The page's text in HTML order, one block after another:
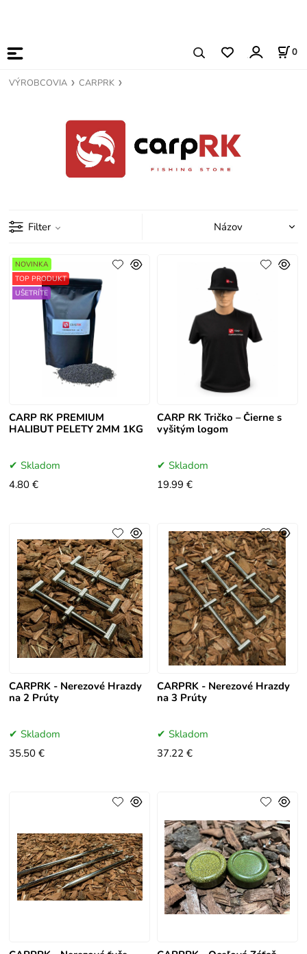
0
VÝROBCOVIA CARPRK
Filter
CARP RK PREMIUM
HALIBUT PELETY 2MM 1KG
NOVINKA
TOP PRODUKT
UŠETRÍTE
Skladom
4.80 €
CARP RK Tričko – Čierne s
vyšitým logom
Skladom
19.99 €
CARPRK - Nerezové Hrazdy
na 2 Prúty
Skladom
35.50 €
CARPRK - Nerezové Hrazdy
na 3 Prúty
Skladom
37.22 €